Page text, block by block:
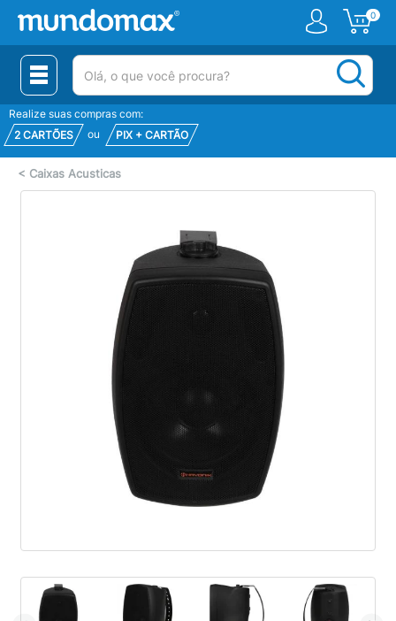
0
(pesquisar)
Realize suas compras com:
2 CARTÕES
ou PIX + CARTÃO
< Caixas Acusticas